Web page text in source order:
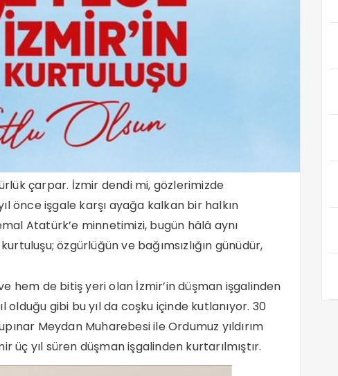
çarpar. İzmir dendi mi, gözlerimizde
önce işgale karşı ayağa kalkan bir halkın
Atatürk’e minnetimizi, bugün hâlâ aynı
özgürlüğün ve bağımsızlığın günüdür,
hem de bitiş yeri olan İzmir’in düşman işgalinden
olduğu gibi bu yıl da coşku içinde kutlanıyor. 30
Meydan Muharebesi ile Ordumuz yıldırım
üç yıl süren düşman işgalinden kurtarılmıştır.